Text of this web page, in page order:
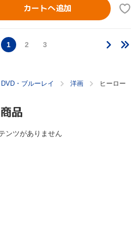
カートへ追加
1 2 3
DVD・ブルーレイ 洋画 ヒーロー
品
ンツがありません